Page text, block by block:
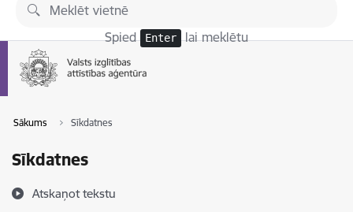
Pāriet uz lapas saturu
Spied Enter lai meklētu
Sākums Sīkdatnes
Sīkdatnes
Atskaņot tekstu